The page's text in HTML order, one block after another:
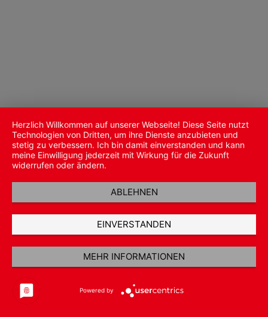
Herzlich Willkommen auf unserer Webseite! Diese Seite nutzt
Technologien von Dritten, um ihre Dienste anzubieten und
stetig zu verbessern. Ich bin damit einverstanden und kann
meine Einwilligung jederzeit mit Wirkung für die Zukunft
widerrufen oder ändern.
ABLEHNEN
EINVERSTANDEN
MEHR INFORMATIONEN
Powered by